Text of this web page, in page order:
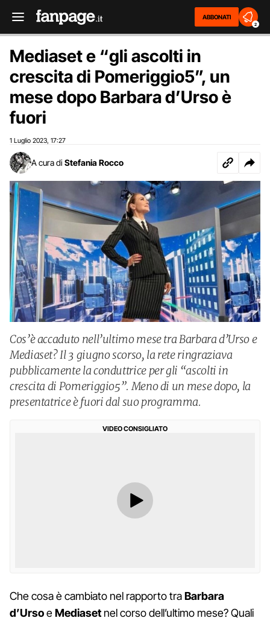
ABBONATI
2
Mediaset e “gli ascolti in
crescita di Pomeriggio5”, un
mese dopo Barbara d’Urso è
fuori
1 Luglio 2023 17:27
A cura di Stefania Rocco
Cos’è accaduto nell’ultimo mese tra Barbara d’Urso e
Mediaset? Il 3 giugno scorso, la rete ringraziava
pubblicamente la conduttrice per gli “ascolti in
crescita di Pomeriggio5”. Meno di un mese dopo, la
presentatrice è fuori dal suo programma.
VIDEO CONSIGLIATO
Che cosa è cambiato nel rapporto traBarbara
d’UrsoeMediaset nel corso dell’ultimo mese? Quali